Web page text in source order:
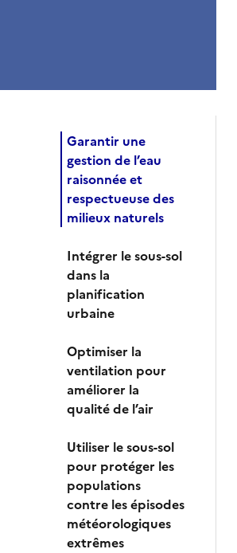
Garantir une
gestion de l’eau
raisonnée et
respectueuse des
milieux naturels
Intégrer le sous-sol
dans la
planification
urbaine
Optimiser la
ventilation pour
améliorer la
qualité de l’air
Utiliser le sous-sol
pour protéger les
populations
contre les épisodes
météorologiques
extrêmes